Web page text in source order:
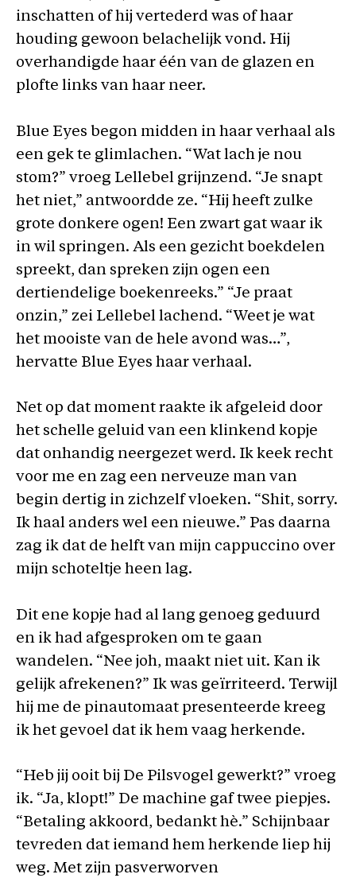
inschatten of hij vertederd was of haar
houding gewoon belachelijk vond. Hij
overhandigde haar één van de glazen en
plofte links van haar neer.
Blue Eyes begon midden in haar verhaal als
een gek te glimlachen. “Wat lach je nou
stom?” vroeg Lellebel grijnzend. “Je snapt
het niet,” antwoordde ze. “Hij heeft zulke
grote donkere ogen! Een zwart gat waar ik
in wil springen. Als een gezicht boekdelen
spreekt, dan spreken zijn ogen een
dertiendelige boekenreeks.” “Je praat
onzin,” zei Lellebel lachend. “Weet je wat
het mooiste van de hele avond was…”,
hervatte Blue Eyes haar verhaal.
Net op dat moment raakte ik afgeleid door
het schelle geluid van een klinkend kopje
dat onhandig neergezet werd. Ik keek recht
voor me en zag een nerveuze man van
begin dertig in zichzelf vloeken. “Shit, sorry.
Ik haal anders wel een nieuwe.” Pas daarna
zag ik dat de helft van mijn cappuccino over
mijn schoteltje heen lag.
Dit ene kopje had al lang genoeg geduurd
en ik had afgesproken om te gaan
wandelen. “Nee joh, maakt niet uit. Kan ik
gelijk afrekenen?” Ik was geïrriteerd. Terwijl
hij me de pinautomaat presenteerde kreeg
ik het gevoel dat ik hem vaag herkende.
“Heb jij ooit bij De Pilsvogel gewerkt?” vroeg
ik. “Ja, klopt!” De machine gaf twee piepjes.
“Betaling akkoord, bedankt hè.” Schijnbaar
tevreden dat iemand hem herkende liep hij
weg. Met zijn pasverworven